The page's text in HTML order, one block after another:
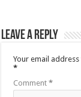
Leave a Reply
Your email
*
Comment*